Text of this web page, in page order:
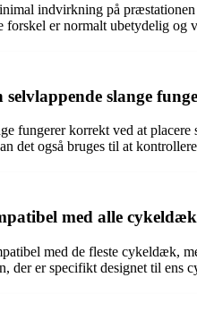
indvirkning på
forskel er normalt ubetydelig
slange
fungerer korrekt ved at
det også bruges til at
med alle
med de fleste cykeldæk,
der er specifikt designet til ens